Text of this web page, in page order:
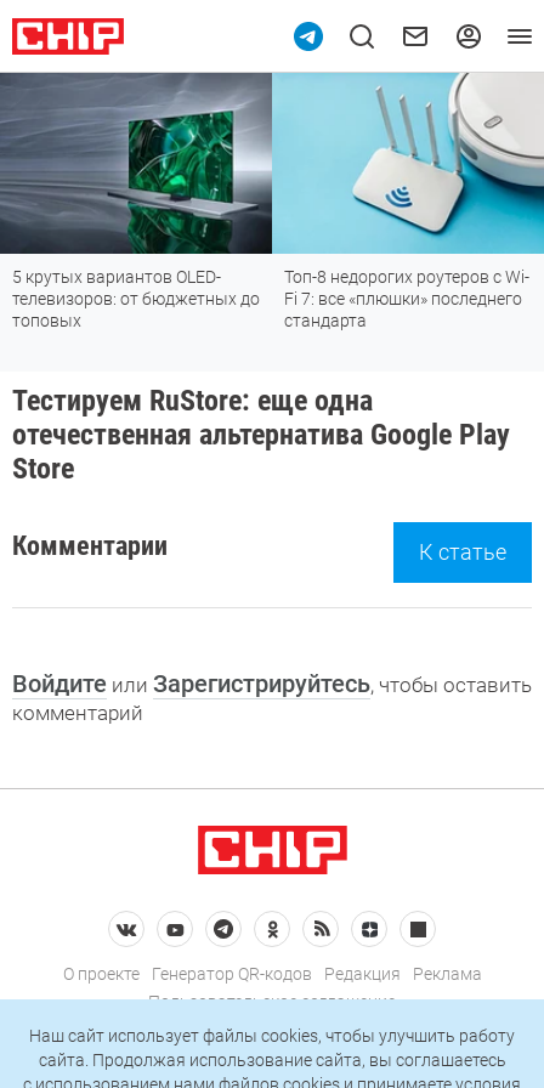
5 крутых вариантов OLED-
телевизоров: от бюджетных до
топовых
Топ-8 недорогих роутеров с Wi-
Fi 7: все «плюшки» последнего
стандарта
Тестируем RuStore: еще одна
отечественная альтернатива Google Play
Store
Комментарии К статье
Войдите или Зарегистрируйтесь, чтобы оставить
комментарий
О проекте Генератор QR-кодов Редакция
Реклама
Пользовательское соглашение
Политика конфиденциальности
Подписаться на рассылку
Наш сайт использует файлы cookies, чтобы улучшить работу
сайта. Продолжая использование сайта, вы соглашаетесь